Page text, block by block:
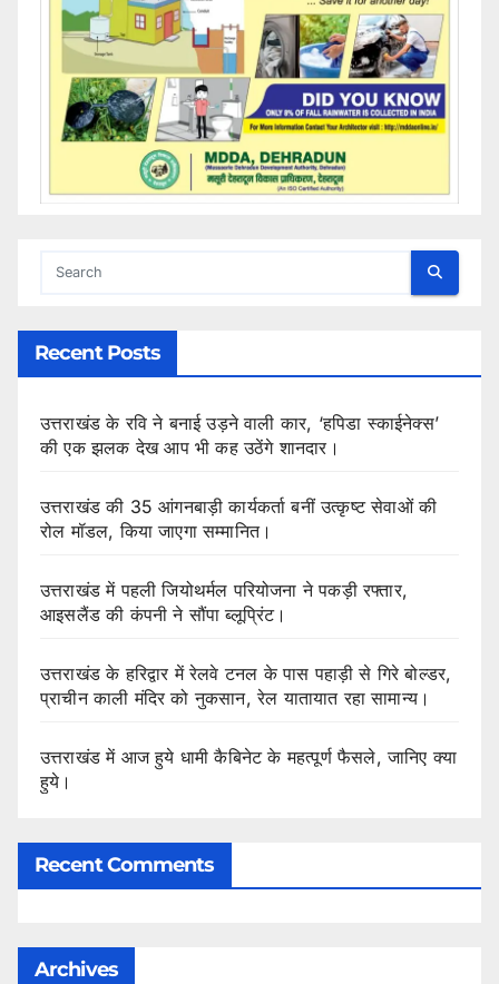
Recent Posts
उत्तराखंड के रवि ने बनाई उड़ने वाली कार, ‘हपिडा स्काईनेक्स’
की एक झलक देख आप भी कह उठेंगे शानदार।
उत्तराखंड की 35 आंगनबाड़ी कार्यकर्ता बनीं उत्कृष्ट सेवाओं की
रोल मॉडल, किया जाएगा सम्मानित।
उत्तराखंड में पहली जियोथर्मल परियोजना ने पकड़ी रफ्तार,
आइसलैंड की कंपनी ने सौंपा ब्लूप्रिंट।
उत्तराखंड के हरिद्वार में रेलवे टनल के पास पहाड़ी से गिरे बोल्डर,
प्राचीन काली मंदिर को नुकसान, रेल यातायात रहा सामान्य।
उत्तराखंड में आज हुये धामी कैबिनेट के महत्पूर्ण फैसले, जानिए क्या
हुये।
Recent Comments
Archives